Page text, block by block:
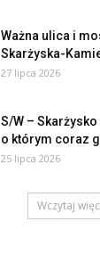
Ważna ulica i
Skarżyska-
27 lipca 2026
S/W –
o którym coraz
25 lipca 2026
Wczytaj